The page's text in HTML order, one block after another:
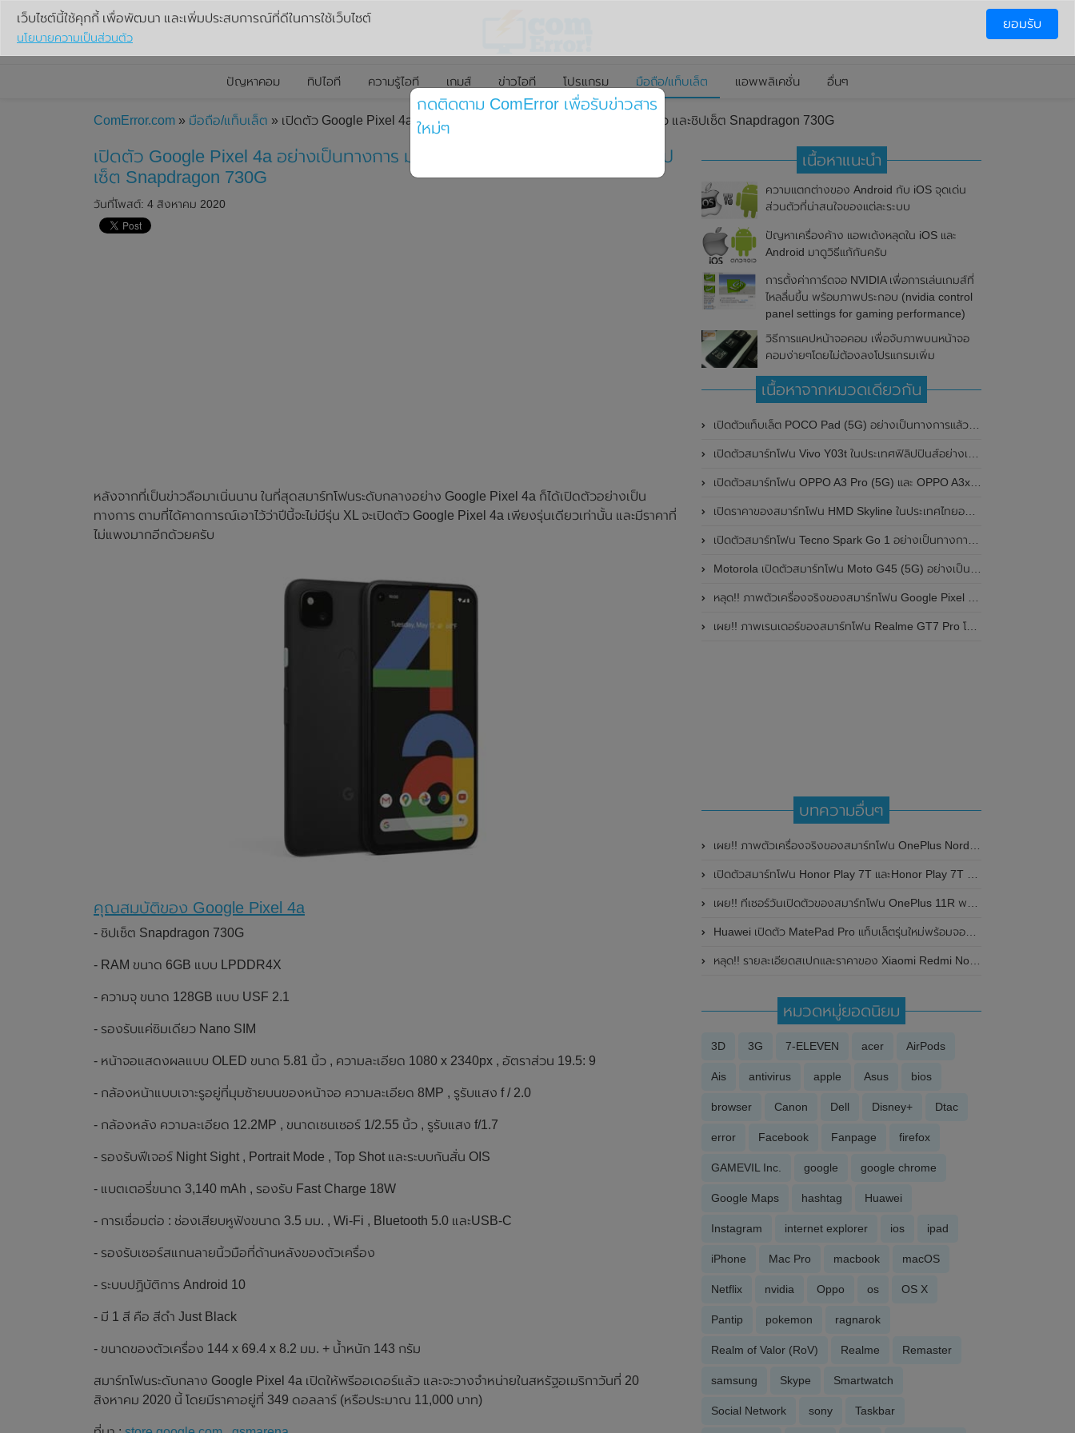
ปัญหาคอม ทิปไอที ความรู้ไอที เกมส์ ข่าวไอที โปรแกรม มือถือ/แท็บเล็ต แอพพลิเคชั่น อื่นๆ
ComError.com » มือถือ/แท็บเล็ต » เปิดตัว Google Pixel 4a อย่างเป็นทางการ มาพร้อมหน้าจอขนาด 5.81 นิ้ว และชิปเซ็ต Snapdragon 730G
เปิดตัว Google Pixel 4a อย่างเป็นทางการ มาพร้อมหน้าจอขนาด 5.81 นิ้ว และชิป
เซ็ต Snapdragon 730G
วันที่โพสต์: 4 สิงหาคม 2020
หลังจากที่เป็นข่าวลือมาเนิ่นนาน ในที่สุดสมาร์ทโฟนระดับกลางอย่าง Google Pixel 4a ก็ได้เปิดตัวอย่างเป็น
ทางการ ตามที่ได้คาดการณ์เอาไว้ว่าปีนี้จะไม่มีรุ่น XL จะเปิดตัว Google Pixel 4a เพียงรุ่นเดียวเท่านั้น และมีราคาที่
ไม่แพงมากอีกด้วยครับ
คุณสมบัติของ Google Pixel 4a
- ชิปเซ็ต Snapdragon 730G
- RAM ขนาด 6GB แบบ LPDDR4X
- ความจุ ขนาด 128GB แบบ USF 2.1
- รองรับแค่ซิมเดียว Nano SIM
- หน้าจอแสดงผลแบบ OLED ขนาด 5.81 นิ้ว , ความละเอียด 1080 x 2340px , อัตราส่วน 19.5: 9
- กล้องหน้าแบบเจาะรูอยู่ที่มุมซ้ายบนของหน้าจอ ความละเอียด 8MP , รูรับแสง f / 2.0
- กล้องหลัง ความละเอียด 12.2MP , ขนาดเซนเซอร์ 1/2.55 นิ้ว , รูรับแสง f/1.7
- รองรับฟีเจอร์ Night Sight , Portrait Mode , Top Shot และระบบกันสั่น OIS
- แบตเตอรี่ขนาด 3,140 mAh , รองรับ Fast Charge 18W
- การเชื่อมต่อ : ช่องเสียบหูฟังขนาด 3.5 มม. , Wi-Fi , Bluetooth 5.0 และUSB-C
- รองรับเซอร์สแกนลายนิ้วมือที่ด้านหลังของตัวเครื่อง
- ระบบปฏิบัติการ Android 10
- มี 1 สี คือ สีดำ Just Black
- ขนาดของตัวเครื่อง 144 x 69.4 x 8.2 มม. + น้ำหนัก 143 กรัม
สมาร์ทโฟนระดับกลาง Google Pixel 4a เปิดให้พรีออเดอร์แล้ว และจะวางจำหน่ายในสหรัฐอเมริกาวันที่ 20
สิงหาคม 2020 นี้ โดยมีราคาอยู่ที่ 349 ดอลลาร์ (หรือประมาณ 11,000 บาท)
เนื้อหาแนะนำ
ความแตกต่างของ Android กับ iOS จุดเด่น
ส่วนตัวที่น่าสนใจของแต่ละระบบ
ปัญหาเครื่องค้าง แอพเด้งหลุดใน iOS และ
Android มาดูวิธีแก้กันครับ
การตั้งค่าการ์ดจอ NVIDIA เพื่อการเล่นเกมส์ที่
ไหลลื่นขึ้น พร้อมภาพประกอบ (nvidia control
panel settings for gaming performance)
วิธีการแคปหน้าจอคอม เพื่อจับภาพบนหน้าจอ
คอมง่ายๆโดยไม่ต้องลงโปรแกรมเพิ่ม
เนื้อหาจากหมวดเดียวกัน
เปิดตัวแท็บเล็ต POCO Pad (5G) อย่างเป็นทางการแล้วในประเทศอินเดีย มาพร้อมชิปเซ็ต Snapdragon 7s Gen 2 ของ Qualcomm และรองรับเครือข่าย 5G
เปิดตัวสมาร์ทโฟน Vivo Y03t ในประเทศฟิลิปปินส์อย่างเป็นทางการแล้ว มาพร้อมชิปเซ็ต Unisoc T612 , กล้องหลัง ความละเอียด 13MP , แบตเตอรี่ 5,000mAh และหน้าจอแสดงผล LCD / 90Hz
เปิดตัวสมาร์ทโฟน OPPO A3 Pro (5G) และ OPPO A3x ในประเทศไทยอย่างเป็นทางการแล้ว ในราคาเริ่มต้นเพียง 3,999 บาท
เปิดราคาของสมาร์ทโฟน HMD Skyline ในประเทศไทยอย่างเป็นทางการแล้ว ราคา 14,990 บาท
เปิดตัวสมาร์ทโฟน Tecno Spark Go 1 อย่างเป็นทางการแล้ว มาพร้อมหน้าจอแสดงผล LCD / 120Hz , แบตเตอรี่ 5,000mAh และใช้ชิปเซ็ต Unisoc
Motorola เปิดตัวสมาร์ทโฟน Moto G45 (5G) อย่างเป็นทางการแล้วในอินเดีย
หลุด!! ภาพตัวเครื่องจริงของสมาร์ทโฟน Google Pixel 9a โชว์ดีไซน์ใหม่ กล้องหลังแบนราบ ไม่มีกรอบของกล้องแล้ว
เผย!! ภาพเรนเดอร์ของสมาร์ทโฟน Realme GT7 Pro โชว์ให้เห็นดีไซน์ใหม่ พร้อมเผยรายละเอียดสเปกที่สำคัญบางส่วน
บทความอื่นๆ
เผย!! ภาพตัวเครื่องจริงของสมาร์ทโฟน OnePlus Nord CE 3 พร้อมเผยรายละเอียดสเปกแบบจัดเต็ม
เปิดตัวสมาร์ทโฟน Honor Play 7T และHonor Play 7T Pro อย่างเป็นทางการแล้วในประเทศจีน มาพร้อมหน้าจอแสดงผล 90Hz และชิปเซ็ต Dimensity 6020
เผย!! ทีเซอร์วันเปิดตัวของสมาร์ทโฟน OnePlus 11R พร้อมเผยรายละเอียดสเปกและสีก่อนเปิดตัวอย่างเป็นทางการในวันที่ 7 กุมภาพันธ์ 2023 นี้
Huawei เปิดตัว MatePad Pro แท็บเล็ตรุ่นใหม่พร้อมจอแสดงผลแบบเจาะรูอย่างเป็นทางการ
หลุด!! รายละเอียดสเปกและราคาของ Xiaomi Redmi Note 9T ก่อนเปิดตัวในวันที่ 8 เดือนมกราคม 2021 นี้
หมวดหมู่ยอดนิยม
3D 3G 7-ELEVEN acer AirPods
Ais antivirus apple Asus bios
browser Canon Dell Disney+ Dtac
error Facebook Fanpage firefox
GAMEVIL Inc. google google chrome
Google Maps hashtag Huawei
Instagram internet explorer ios ipad
iPhone Mac Pro macbook macOS
Netflix nvidia Oppo os OS X
Pantip pokemon ragnarok
Realm of Valor (RoV) Realme Remaster
samsung Skype Smartwatch
Social Network sony Taskbar
เว็บไซต์นี้ใช้คุกกี้ เพื่อพัฒนา และเพิ่มประสบการณ์ที่ดีในการใช้เว็บไซต์
นโยบายความเป็นส่วนตัว
ยอมรับ
กดติดตาม ComError เพื่อรับข่าวสาร
ใหม่ๆ